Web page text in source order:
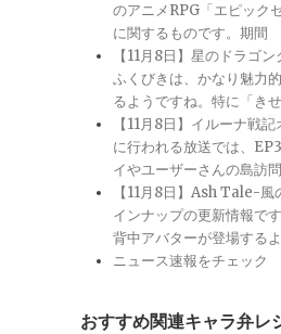
のアニメRPG「エピック
に関するものです。期間
【11月8日】星のドラゴ
ふくびきは、かなり魅力
るようですね。特に「き
【11月8日】イルーナ戦
に行われる放送では、
イやユーザーさんの島訪
【11月8日】Ash Tale-風
インナップの更新情報で
背中アバターが登場する
ニュース速報をチェック
おすすめ関連キャラ弁レ